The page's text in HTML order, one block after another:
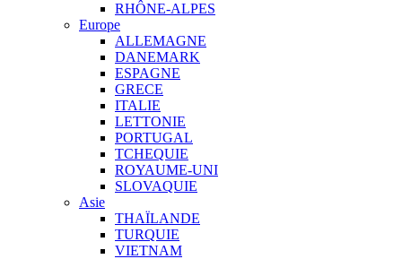
RHÔNE-ALPES
Europe
ALLEMAGNE
DANEMARK
ESPAGNE
GRECE
ITALIE
LETTONIE
PORTUGAL
TCHEQUIE
ROYAUME-UNI
SLOVAQUIE
Asie
THAÏLANDE
TURQUIE
VIETNAM